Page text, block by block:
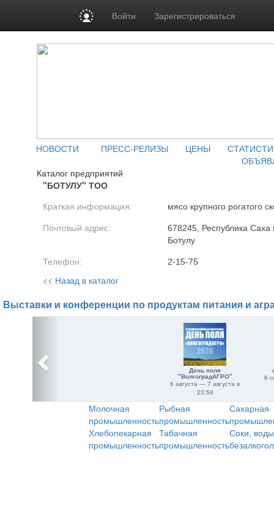
Войти Зарегистрироваться
НОВОСТИ ПРЕСС-РЕЛИЗЫ ЦЕНЫ
Каталог предприятий
"БОТУЛУ" ТОО
Краткая информация: мясо крупного рогатого
Почтовый адрес:
678245, Республика
Ботулу
Телефон: 2-15-75
<< Назад в каталог
Выставки и конференции по продуктам питания и
День поля
"ВолгоградАГРО"
6 августа — 7 августа в
23:59
6
Молочная
промышленность
Рыбная
промышленность
Сахарная
Хлебопекарная
промышленность
Табачная
промышленность
Соки,